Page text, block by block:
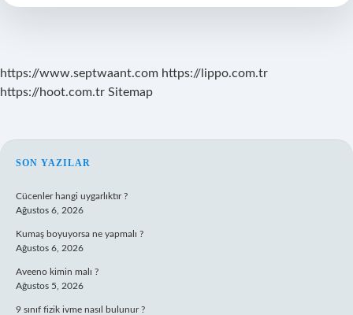
https://www.septwaant.com https://lippo.com.tr
https://hoot.com.tr Sitemap
SIDEBAR
SON YAZILAR
Cücenler hangi uygarlıktır ?
Ağustos 6, 2026
Kumaş boyuyorsa ne yapmalı ?
Ağustos 6, 2026
Aveeno kimin malı ?
Ağustos 5, 2026
9 sınıf fizik ivme nasıl bulunur ?